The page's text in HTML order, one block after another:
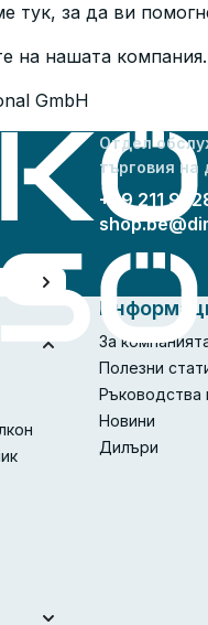
тук, за да ви
на нашата
GmbH
Отдел
търговия на
+49 211
За
Полезни
Ръководства
Новини
Дилъри